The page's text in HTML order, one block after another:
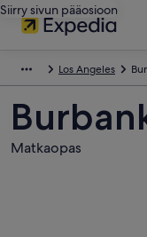
Siirry sivun pääosioon
Los Angeles
Matkaopas